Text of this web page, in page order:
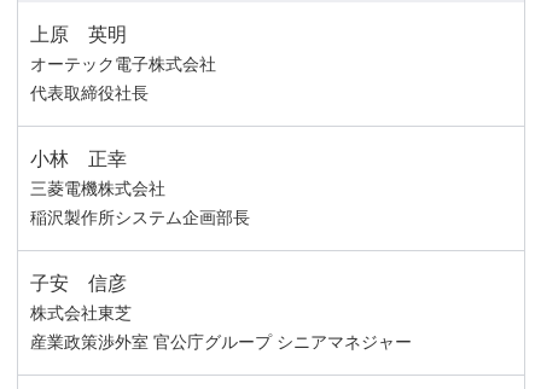
上原 英明
オーテック電子株式会社
代表取締役社長
小林 正幸
三菱電機株式会社
稲沢製作所システム企画部長
子安 信彦
株式会社東芝
産業政策渉外室 官公庁グループ シニアマネジャー